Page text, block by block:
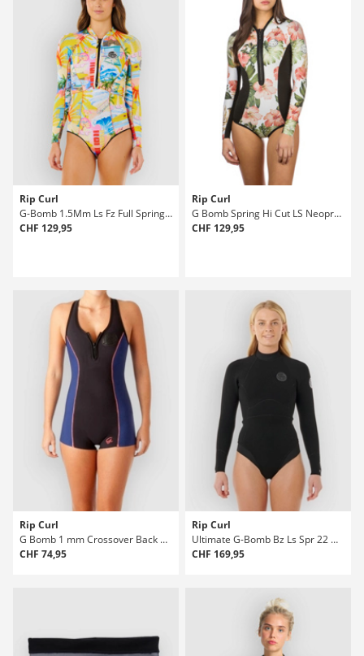
Rip Curl
G-Bomb 1.5Mm Ls Fz Full Spring Neoprenanzug
CHF 129,95
Rip Curl
G Bomb Spring Hi Cut LS Neoprenanzug
CHF 129,95
Rip Curl
G Bomb 1 mm Crossover Back Neoprenanzug
CHF 74,95
Rip Curl
Ultimate G-Bomb Bz Ls Spr 22 Neoprenanzug
CHF 169,95